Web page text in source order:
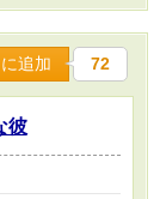
追加 72
彼